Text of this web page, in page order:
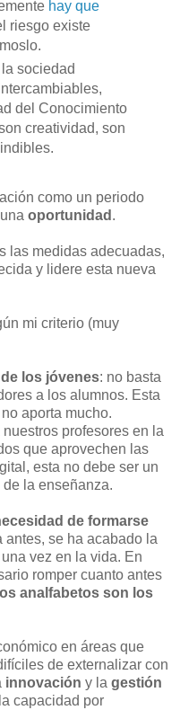
hay que
riesgo existe
sociedad
del Conocimiento
creatividad, son
como un periodo
oportunidad .
las medidas adecuadas,
y lidere esta nueva
mi criterio (muy
los jóvenes: no basta
a los alumnos. Esta
aporta mucho.
profesores en la
que aprovechen las
esta no debe ser un
la enseñanza.
de formarse
antes, se ha acabado la
vez en la vida. En
romper cuanto antes
analfabetos son los
en áreas que
de externalizar con
innovación y la gestión
capacidad por